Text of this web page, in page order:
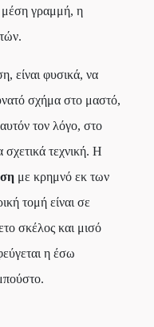
μέση γραμμή, η
είναι φυσικά, να
σχήμα στο μαστό,
τον λόγο, στο
σχετικά τεχνική. Η
με κρημνό εκ των
τομή είναι σε
σκέλος και μισό
η έσω